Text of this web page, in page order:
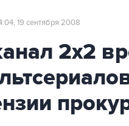
19 сентября 2008
2х2